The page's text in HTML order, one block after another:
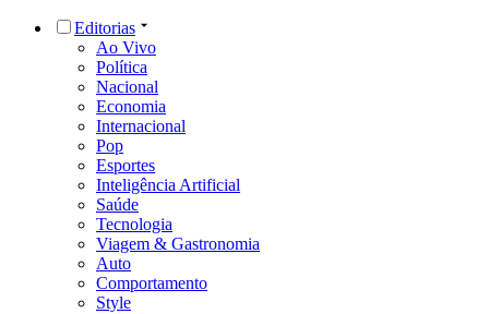
Editorias
Ao Vivo
Política
Nacional
Economia
Internacional
Pop
Esportes
Inteligência Artificial
Saúde
Tecnologia
Viagem & Gastronomia
Auto
Comportamento
Style